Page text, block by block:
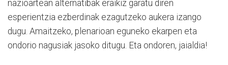
nazioartean alternatibak eraikiz garatu diren
esperientzia ezberdinak ezagutzeko aukera izango
dugu. Amaitzeko, plenarioan eguneko ekarpen eta
ondorio nagusiak jasoko ditugu. Eta ondoren, jaialdia!